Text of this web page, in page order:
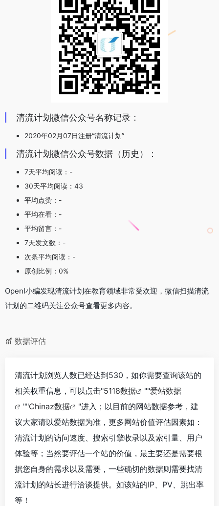
清流计划微信公众号名称记录：
2020年02月07日注册“清流计划”
清流计划微信公众号数据（历史）：
7天平均阅读：-
30天平均阅读：43
平均点赞：-
平均在看：-
平均留言：-
7天发文数：-
次条平均阅读：-
原创比例：0%
OpenI小编发现清流计划在教育领域非常受欢迎，微信扫描清流
计划的二维码关注公众号查看更多内容。
数据评估
清流计划浏览人数已经达到530，如你需要查询该站的
相关权重信息，可以点击"5118数据 ""爱站数据
""Chinaz数据
"进入；以目前的网站数据参考，建
议大家请以爱站数据为准，更多网站价值评估因素如：
清流计划的访问速度、搜索引擎收录以及索引量、用户
体验等；当然要评估一个站的价值，最主要还是需要根
据您自身的需求以及需要，一些确切的数据则需要找清
流计划的站长进行洽谈提供。如该站的IP、PV、跳出率
等！